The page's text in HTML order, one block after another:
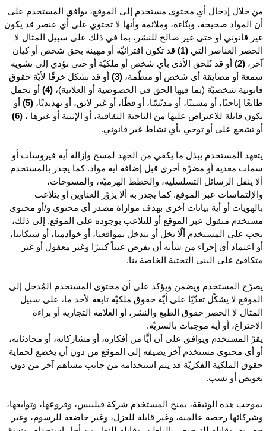
خلال إدخال أي محتوى مستخدم إلى الموقع، يوافق المستخدم على
المواد صحيحة، وبنّاءة، وملائمة وأنها لا تحتوي على أي عنصر قد يكون
قانوني أو حتى غير صالح للنشر، بما في ذلك على سبيل المثال لا
العناصر التي (1)
قد تكون افترائيّة أو مهينة بحق شخص أو كيان
(2)
أو قد تُلحق الأذى بأي شخص أو ملكيّة أو حتى تؤدي إلى تشويه
أو مضايقة أي شخص أو منظّمة،(3)
أو قد تشكل خرقًا لأيّة حقوق
شخصيّة (بما فيها الحق في الخصوصية أو العلانية)،(4)
أو تحمل
إباحيًا، أو مشينًا، أو مدنّسًا، أو فظًا، أو غير لائق، أو تهديديًا،(5)
أو
قابلة للاعتراض عليها من الناحية الثقافية، أو الإثنية أو غيرها ، (6)
تشجع على أو توحي بأي نشاط غير قانوني.
المستخدم ببذل ما يكفي من الجهد لمسح وإزالة أية فيروسات أو
معدية أو مضرّة أخرى قبل إضافة أية مواد. كما يجدر بالمستخدم
ينقل الرسائل التسلسلية، والخطط الهرميّة، والمسوحات،
عبر الموقع. كما يجدر به ألا يزوّر العناوين أو يتلاعب
أو أية بيانات أخرى بهدف مواراة مصدر أي محتوى و/أو محتوى
منقول عبر الموقع أو للتلاعب بوجوده على الموقع. إلى ذلك،
على المستخدم ألّا يخل أو يتدخل بمواقعنا، أو خوادمنا، أو شبكاتنا،
اعتماد أي إجراء من شأنه أن يفرض عبئاً كبيرًا وغير معقول أو غير
على البنى التحتية الخاصة بنا.
المستخدم ويضمن ويؤكد على أن محتوى المستخدم المُدخل إلى
لا يشكّل تعدّيًا على أيّة حقوق ملكيّة تابعة لأحد ما، على سبيل
لا الحصر حقوق الطبع والنشر، أو العلامة التجارية أو براءة
أو أية موجبات بالسريّة.
المستخدم ويوافق على أن أيًّا من أفكاره، أو مشاركاته، أو محادثاته،
أي محتوى مستخدم آخر يضيفه إلى الموقع من دون أن يخضع لحماية
الملكية الفكريّة قد يتم استخدامه من جانب مساهم آخر من دون
أو نسب.
هذه الوثيقة، يمنح المستخدم شركة فيليبس، وفروعها، وتوابعها،
رخصة عالمية، وغير قابلة للعزل، وغير خاضعة للرسوم، وغير